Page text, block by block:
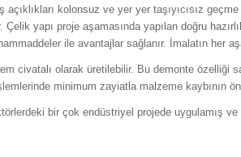
kolonsuz ve yer yer taşıyıcısız
yapı proje aşamasında yapılan doğru
ile avantajlar sağlanır. İmalatın her
civatalı olarak üretilebilir. Bu demonte özelliği
minimum zayiatla malzeme kaybının
bir çok endüstriyel projede uygulamış